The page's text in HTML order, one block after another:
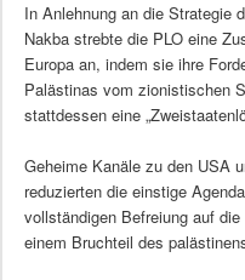
In Anlehnung an die Strategie
Nakba strebte die PLO eine
Europa an, indem sie ihre
Palästinas vom zionistischen
stattdessen eine
Geheime Kanäle zu den USA
reduzierten die einstige
vollständigen Befreiung auf
einem Bruchteil des